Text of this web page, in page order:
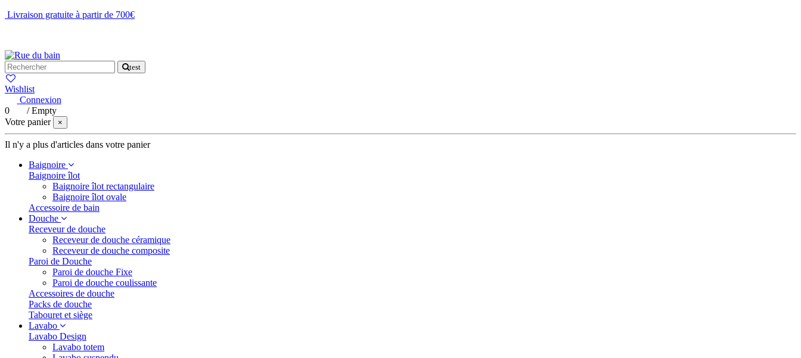
Livraison gratuite à partir de 700€
test
Wishlist
Connexion
0
/Empty
Votre panier
×
Il n'y a plus d'articles dans votre panier
Baignoire
Baignoire îlot
Baignoire îlot rectangulaire
Baignoire îlot ovale
Accessoire de bain
Douche
Receveur de douche
Receveur de douche céramique
Receveur de douche composite
Paroi de Douche
Paroi de douche Fixe
Paroi de douche coulissante
Accessoires de douche
Packs de douche
Tabouret et siège
Lavabo
Lavabo Design
Lavabo totem